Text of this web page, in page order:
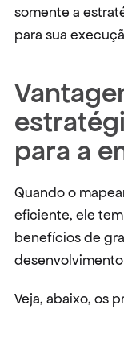
somente a
para sua
para a
Quando o
eficiente, ele
benefícios de
Veja, abaixo, os